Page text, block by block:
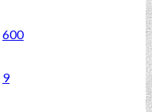
600
9